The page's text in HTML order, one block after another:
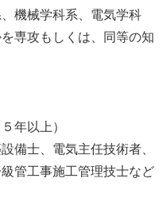
機械学科系、電気学科
専攻もしくは、同等の知
年以上）
備士、電気主任技術者、
管工事施工管理技士など